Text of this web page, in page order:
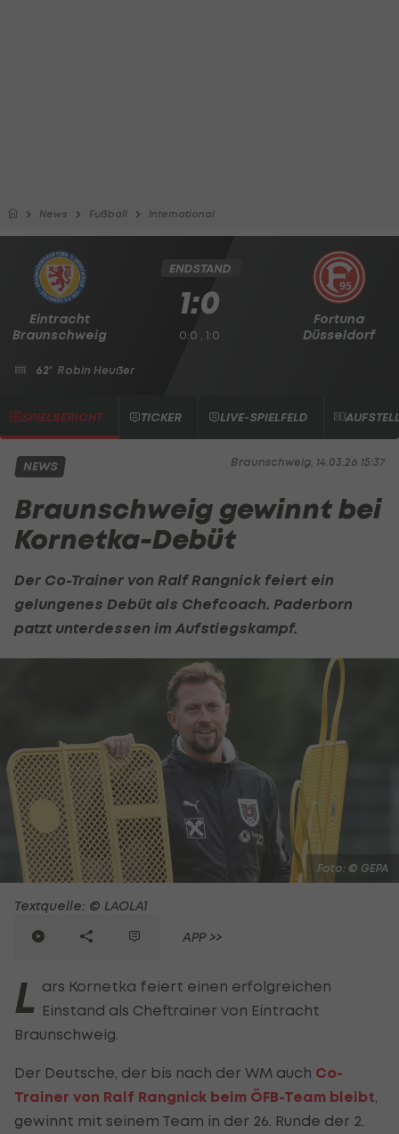
News Fußball International
Eintracht
Braunschweig
Fortuna
Düsseldorf
ENDSTAND
1:0
0:0 , 1:0
62' Robin Heußer
SPIELBERICHT TICKER LIVE-SPIELFELD
Braunschweig, 14.03.26 15:37
NEWS
Braunschweig gewinnt bei
Kornetka-Debüt
Der Co-Trainer von Ralf Rangnick feiert ein
gelungenes Debüt als Chefcoach. Paderborn
patzt unterdessen im Aufstiegskampf.
Foto: © GEPA
Textquelle: © LAOLA1
APP >>
L ars Kornetka feiert einen erfolgreichen
Einstand als Cheftrainer von Eintracht
Braunschweig.
Der Deutsche, der bis nach der WM auch Co-
Trainer von Ralf Rangnick beim ÖFB-Team bleibt
gewinnt mit seinem Team in der 26. Runde der 2.